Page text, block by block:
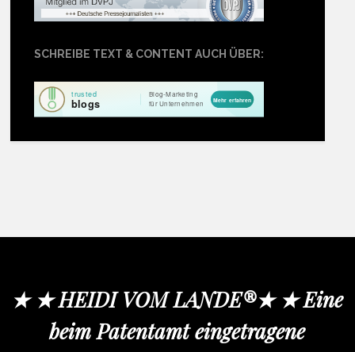
SCHREIBE TEXT & CONTENT AUCH ÜBER:
★ ★ HEIDI VOM LANDE®★ ★ Eine
beim Patentamt eingetragene